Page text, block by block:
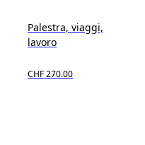
Palestra, viaggi,
lavoro
CHF 270.00